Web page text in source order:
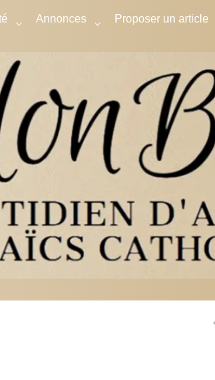
Annonces Proposer un article